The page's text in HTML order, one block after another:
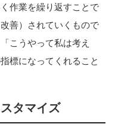
作業を繰り返すことで
善）されていくもので
こうやって私は考え
標になってくれること
タマイズ